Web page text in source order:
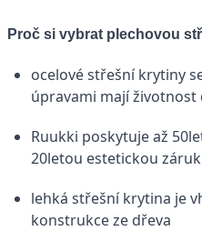
Proč si vybrat plechovou
ocelové střešní krytiny
úpravami mají životnost
Ruukki poskytuje až
20letou estetickou
lehká střešní krytina je
konstrukce ze dřeva